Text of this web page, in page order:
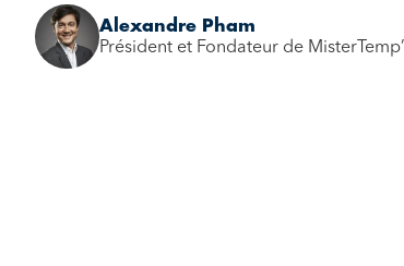
Alexandre Pham
Président et Fondateur de